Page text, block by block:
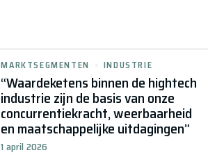
“Waardeketens binnen de hightech
industrie zijn de basis van onze
concurrentiekracht, weerbaarheid
en maatschappelijke uitdagingen”
1 april 2026
MARKTSEGMENTEN INDUSTRIE